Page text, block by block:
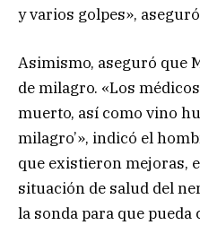
y varios golpes»,
Asimismo, aseguró que
de milagro. «Los
muerto, así como vino
milagro’», indicó el
que existieron mejoras,
situación de salud del
la sonda para que